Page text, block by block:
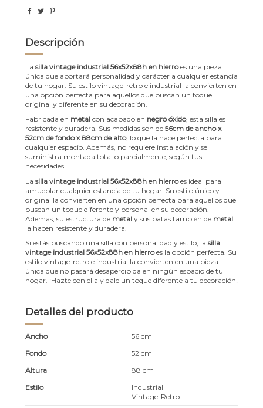
Descripción
La silla vintage industrial 56x52x88h en hierroes una pieza
única que aportará personalidad y carácter a cualquier estancia
de tu hogar. Su estilo vintage-retro e industrial la convierten en
una opción perfecta para aquellos que buscan un toque
original y diferente en su decoración.
Fabricada en metal con acabado en negro óxido, esta silla es
resistente y duradera. Sus medidas son de 56cm de ancho x
52cm de fondo x 88cm de alto, lo que la hace perfecta para
cualquier espacio. Además, no requiere instalación y se
suministra montada total o parcialmente, según tus
necesidades.
La silla vintage industrial 56x52x88h en hierroes ideal para
amueblar cualquier estancia de tu hogar. Su estilo único y
original la convierten en una opción perfecta para aquellos que
buscan un toque diferente y personal en su decoración.
Además, su estructura de metal y sus patas también de metal
la hacen resistente y duradera.
Si estás buscando una silla con personalidad y estilo, la silla
vintage industrial 56x52x88h en hierroes la opción perfecta. Su
estilo vintage-retro e industrial la convierten en una pieza
única que no pasará desapercibida en ningún espacio de tu
hogar. ¡Hazte con ella y dale un toque diferente a tu decoración!
Detalles del producto
Ancho
56 cm
Fondo
52 cm
Altura
88 cm
Estilo
Industrial
Vintage-Retro